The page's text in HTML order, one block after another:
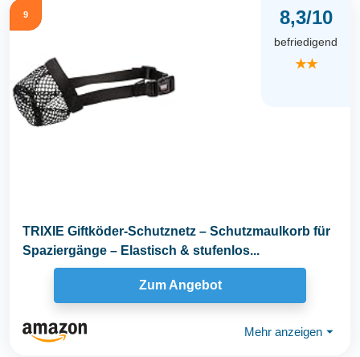
9 8,3/10
befriedigend
★★
TRIXIE Giftköder-Schutznetz – Schutzmaulkorb für
Spaziergänge – Elastisch & stufenlos...
Zum Angebot
Mehr anzeigen ⏷